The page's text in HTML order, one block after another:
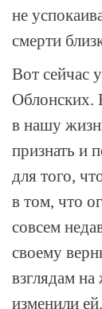
не
смерти
Вот сейчас
Облонских.
в нашу
признать и
для того,
в том, что
совсем
своему
взглядам
изменили